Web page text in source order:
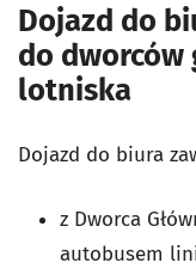
Dojazd do
do dworców
lotniska
Dojazd do biura
z Dworca
autobusem